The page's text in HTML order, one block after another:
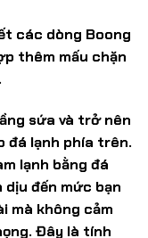
các dòng Boong
thêm mấu chặn
sứa và trở nên
đá lạnh phía trên.
lạnh bằng đá
dịu đến mức bạn
mà không cảm
Đây là tính